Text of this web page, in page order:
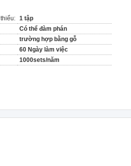
1 tập
Có thể đàm phán
trường hợp bằng gỗ
60 Ngày làm việc
1000sets/năm